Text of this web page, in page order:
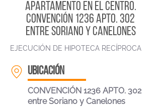
APARTAMENTO EN EL CENTRO.
CONVENCIÓN 1236 APTO. 302
entre Soriano y Canelones
EJECUCIÓN DE HIPOTECA RECÍPROCA
ubicación
CONVENCIÓN 1236 APTO. 302
entre Soriano y Canelones